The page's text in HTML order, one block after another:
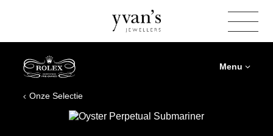
Yvan's
Menu
Onze Selectie